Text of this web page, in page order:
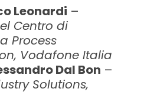
Leonardi –
Centro di
Process
Vodafone Italia
Dal Bon –
Solutions,